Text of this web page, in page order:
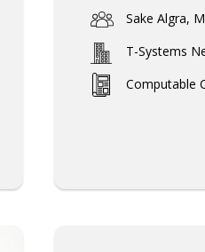
Sake Algra,
T-Systems
Computable